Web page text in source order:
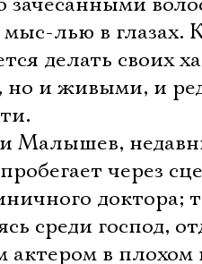
мыс-лью в
делать своих
и живыми, и
Малышев,
через
доктора;
среди господ,
в плохом